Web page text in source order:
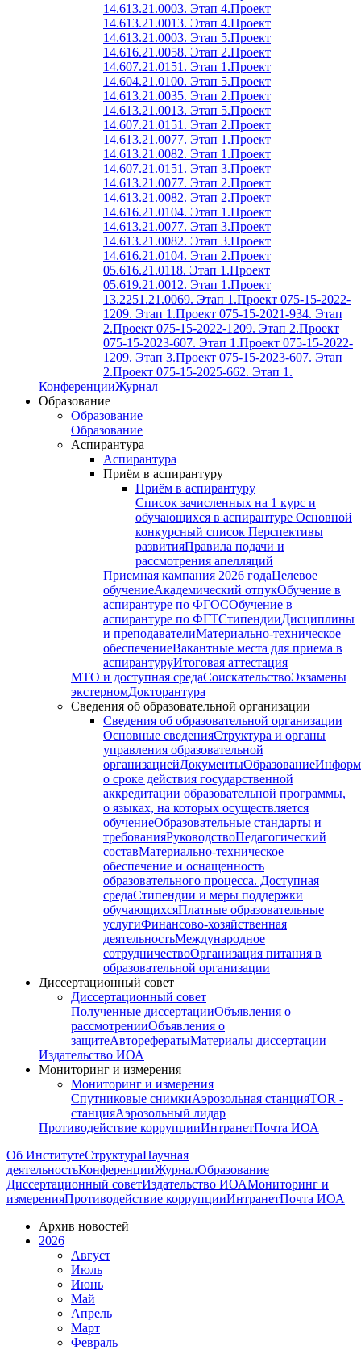
14.613.21.0003. Этап 4.Проект
14.613.21.0013. Этап 4.Проект
14.613.21.0003. Этап 5.Проект
14.616.21.0058. Этап 2.Проект
14.607.21.0151. Этап 1.Проект
14.604.21.0100. Этап 5.Проект
14.613.21.0035. Этап 2.Проект
14.613.21.0013. Этап 5.Проект
14.607.21.0151. Этап 2.Проект
14.613.21.0077. Этап 1.Проект
14.613.21.0082. Этап 1.Проект
14.607.21.0151. Этап 3.Проект
14.613.21.0077. Этап 2.Проект
14.613.21.0082. Этап 2.Проект
14.616.21.0104. Этап 1.Проект
14.613.21.0077. Этап 3.Проект
14.613.21.0082. Этап 3.Проект
14.616.21.0104. Этап 2.Проект
05.616.21.0118. Этап 1.Проект
05.619.21.0012. Этап 1.Проект
13.2251.21.0069. Этап 1.Проект 075-15-2022-
1209. Этап 1.Проект 075-15-2021-934. Этап
2.Проект 075-15-2022-1209. Этап 2.Проект
075-15-2023-607. Этап 1.Проект 075-15-2022-
1209. Этап 3.Проект 075-15-2023-607. Этап
2.Проект 075-15-2025-662. Этап 1.
КонференцииЖурнал
Образование
Образование
Образование
Аспирантура
Аспирантура
Приём в аспирантуру
Приём в аспирантуру
Список зачисленных на 1 курс и
обучающихся в аспирантуре Основной
конкурсный список Перспективы
развитияПравила подачи и
рассмотрения апелляций
Приемная кампания 2026 годаЦелевое
обучениеАкадемический отпукОбучение в
аспирантуре по ФГОСОбучение в
аспирантуре по ФГТСтипендииДисциплины
и преподавателиМатериально-техническое
обеспечениеВакантные места для приема в
аспирантуруИтоговая аттестация
МТО и доступная средаСоискательствоЭкзамены
экстерномДокторантура
Сведения об образовательной организации
Сведения об образовательной организации
Основные сведенияСтруктура и органы
управления образовательной
организациейДокументыОбразование
о сроке действия государственной
аккредитации образовательной программы,
о языках, на которых осуществляется
обучениеОбразовательные стандарты и
требованияРуководствоПедагогический
составМатериально-техническое
обеспечение и оснащенность
образовательного процесса. Доступная
средаСтипендии и меры поддержки
обучающихсяПлатные образовательные
услугиФинансово-хозяйственная
деятельностьМеждународное
сотрудничествоОрганизация питания в
образовательной организации
Диссертационный совет
Диссертационный совет
Полученные диссертацииОбъявления о
рассмотренииОбъявления о
защитеАвторефератыМатериалы диссертации
Издательство ИОА
Мониторинг и измерения
Мониторинг и измерения
Спутниковые снимкиАэрозольная станцияTOR -
станцияАэрозольный лидар
Противодействие коррупцииИнтранетПочта ИОА
Об ИнститутеСтруктураНаучная
деятельностьКонференцииЖурналОбразование
Диссертационный советИздательство ИОАМониторинг и
измеренияПротиводействие коррупцииИнтранетПочта ИОА
Архив новостей
2026
Август
Июль
Июнь
Май
Апрель
Март
Февраль